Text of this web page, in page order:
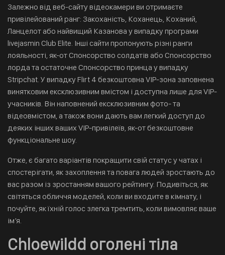
Залежно від веб-сайту відеокамери ви отримаєте
привілейований ранг: Закоханість, Коханець, Коханий,
Ланцелот або найвищий Казанова у випадку програми
livejasmin Club Elite. Інші сайти пропонують різні ранги
лояльності, як-от Спонсорство солдатів або Спонсорство
лорда та остаточне Спонсорство принца у випадку
Stripchat. У випадку Flirt 4 безкоштовна VIP-зона заповнена
винятковим ексклюзивним вмістом і доступна лише для VIP-
учасників. Він наповнений ексклюзивним фото- та
відеовмістом, а також вони дають вам легкий доступ до
деяких інших ваших VIP-привілеїв, як-от безкоштовне
функціональне шоу.
Отже, є багато варіантів покращити свій статус у чатах і
спостерігати, як захоплення та повага людей зростають до
вас разом із зростанням вашого рейтингу. Подивіться, як
світяться обличчя моделей, коли ви входите в кімнату, і
почуйте, як їхній голос злегка тремтить, коли вимовляє ваше
ім’я.
Chloewildd оголені тіла